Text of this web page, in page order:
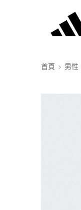
首頁 男性